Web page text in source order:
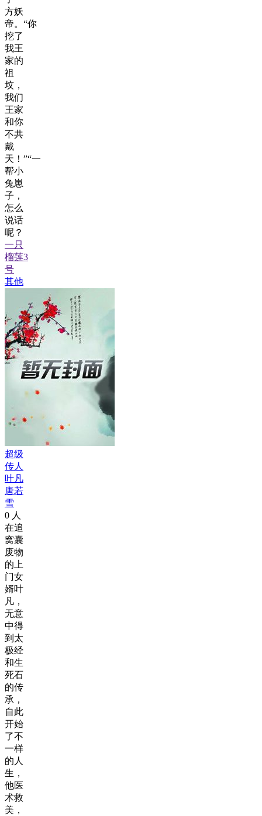
方妖
帝。“你
挖了
我王
家的
祖
坟，
我们
王家
和你
不共
戴
天！”“一
帮小
兔崽
子，
怎么
说话
呢？
一只
榴莲3
号
其他
超级
传人
叶凡
唐若
雪
0 人
在追
窝囊
废物
的上
门女
婿叶
凡，
无意
中得
到太
极经
和生
死石
的传
承，
自此
开始
了不
一样
的人
生，
他医
术救
美，